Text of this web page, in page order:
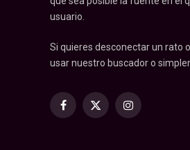
usuario.
Si quieres desconectar un rato
usar nuestro buscador o
Facebook
X
Instagram